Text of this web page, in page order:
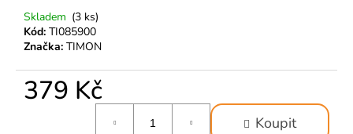
Skladem (3 ks)
Kód: TI085900
Značka: TIMON
379 Kč
Koupit
o
p